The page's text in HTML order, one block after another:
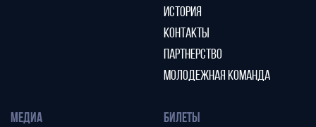
ИСТОРИЯ
КОНТАКТЫ
ПАРТНЕРСТВО
МОЛОДЕЖНАЯ КОМАНДА
МЕДИА
БИЛЕТЫ